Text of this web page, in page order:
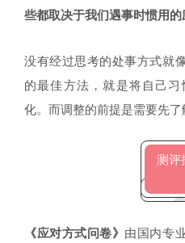
些都取决于我们遇事时惯用的
没有经过思考的处事方式就
的最佳方法，就是将自己
化。而调整的前提是需要先了
测评
《应对方式问卷》 由国内专